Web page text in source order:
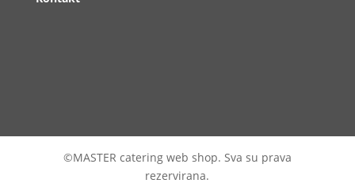
©MASTER catering web shop. Sva su prava
rezervirana.